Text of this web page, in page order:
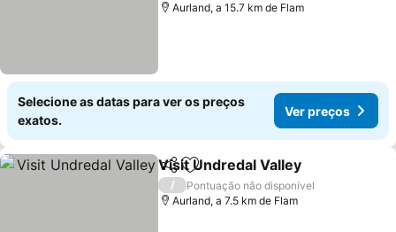
Aurland, a 15.7 km de Flam
Selecione as datas para ver os preços
exatos.
Ver preços
PartilharAdicionar aos favoritos
Visit Undredal Valley
/
Pontuação não disponível
Aurland, a 7.5 km de Flam